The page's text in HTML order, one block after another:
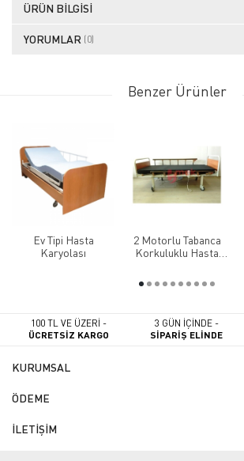
ÜRÜN BILGISI
YORUMLAR (0)
Benzer Ürünler
Ev Tipi Hasta
Karyolası
2 Motorlu Tabanca
Korkuluklu Hasta
100 TL VE ÜZERİ -
ÜCRETSİZ KARGO
3 GÜN İÇİNDE -
SİPARİŞ ELİNDE
KURUMSAL
ÖDEME
İLETİŞİM